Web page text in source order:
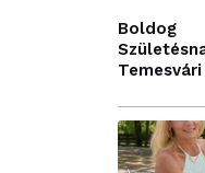
Boldog